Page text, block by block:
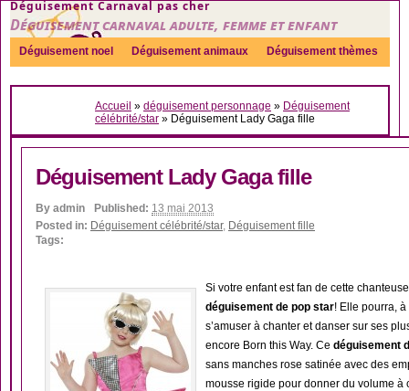
Déguisement Carnaval pas cher
Déguisement carnaval adulte, femme et enfant
Déguisement noel Déguisement animaux Déguisement thèmes
Sexy Déguisement couple Déguisements par genre Idées
Accueil » déguisement personnage » Déguisement
célébrité/star » Déguisement Lady Gaga fille
Déguisement Lady Gaga fille
By admin Published: 13 mai 2013
Posted in: Déguisement célébrité/star, Déguisement fille
Tags:
Si votre enfant est fan de cette
déguisement de pop star! Elle pourra,
s’amuser à chanter et danser sur ses
encore Born this Way. Ce déguisement
sans manches rose satinée avec des
mousse rigide pour donner du volume à